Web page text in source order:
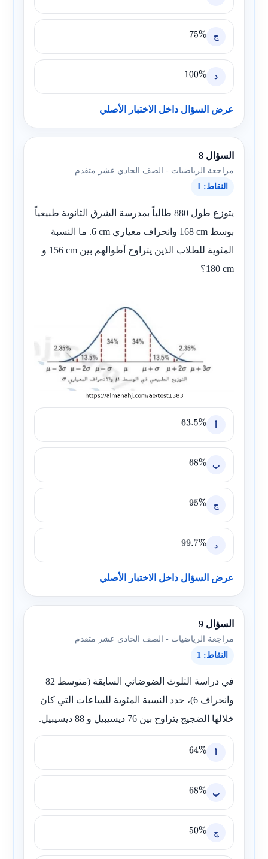
ج 75 %
د 100%
عرض السؤال داخل الاختبار الأصلي
السؤال 8
مراجعة الرياضيات - الصف الحادي عشر متقدم
النقاط: 1
يتوزع طول 880 طالباً بمدرسة الشرق الثانوية طبيعياً
بوسط 168 cmوانحراف معياري 6 cm. ما النسبة
المئوية للطلاب الذين يتراوح أطوالهم بين 156 cmو
180 cm؟
أ 63.5%
ب 68 %
ج 95 %
د 99.7 %
عرض السؤال داخل الاختبار الأصلي
السؤال 9
مراجعة الرياضيات - الصف الحادي عشر متقدم
النقاط: 1
في دراسة التلوث الضوضائي السابقة (متوسط 82
وانحراف 6)، حدد النسبة المئوية للساعات التي كان
خلالها الضجيج يتراوح بين 76 ديسيبيل و 88 ديسيبيل.
أ 64%
ب 68 %
ج 50%